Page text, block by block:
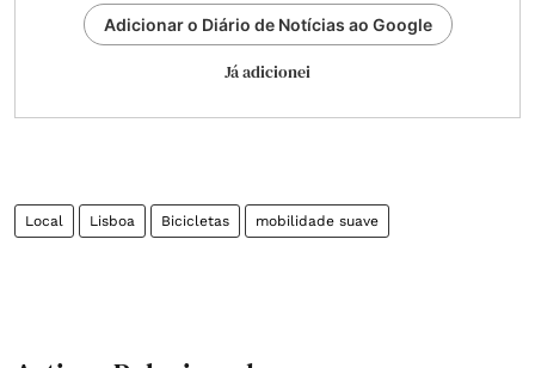
Adicionar o Diário de Notícias ao Google
Já adicionei
Local Lisboa Bicicletas mobilidade suave